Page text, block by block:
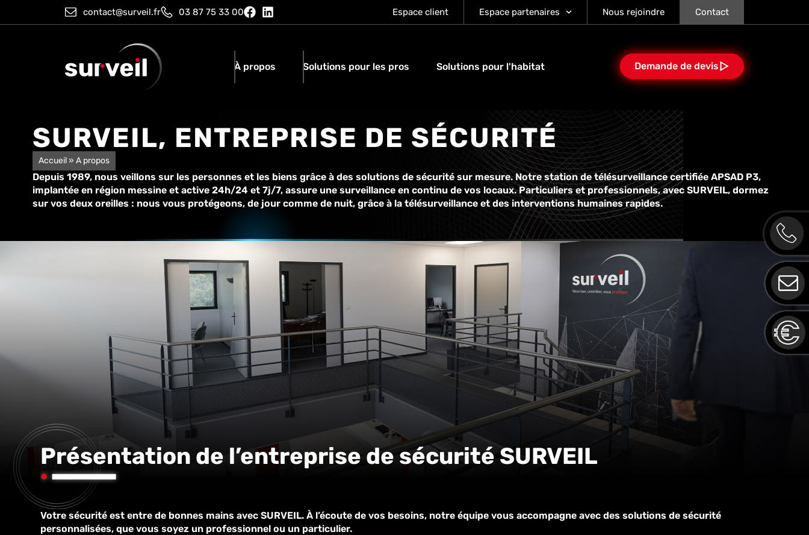
contact@surveil.fr 03 87 75 33 00 Espace client Espace partenaires Nous rejoindre Contact
À propos Solutions pour les pros Solutions pour l'habitat Demande de devis
SURVEIL, ENTREPRISE DE SÉCURITÉ
Accueil» A propos
Depuis 1989, nous veillons sur les personnes et les biens grâce à des solutions de sécurité sur mesure. Notre station de télésurveillance certifiée APSAD P3,
implantée en région messine et active 24h/24 et 7j/7, assure une surveillance en continu de vos locaux. Particuliers et professionnels, avec SURVEIL, dormez
sur vos deux oreilles : nous vous protégeons, de jour comme de nuit, grâce à la télésurveillance et des interventions humaines rapides.
Présentation de l’entreprise de sécurité SURVEIL
Votre sécurité est entre de bonnes mains avec SURVEIL. À l’écoute de vos besoins, notre équipe vous accompagne avec des solutions de sécurité
personnalisées, que vous soyez un professionnel ou un particulier.